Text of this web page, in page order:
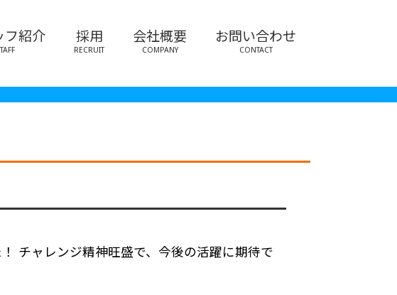
フ紹介 採用
RECRUIT
会社概要
COMPANY
お問い合わせ
CONTACT
チャレンジ精神旺盛で、今後の活躍に期待で